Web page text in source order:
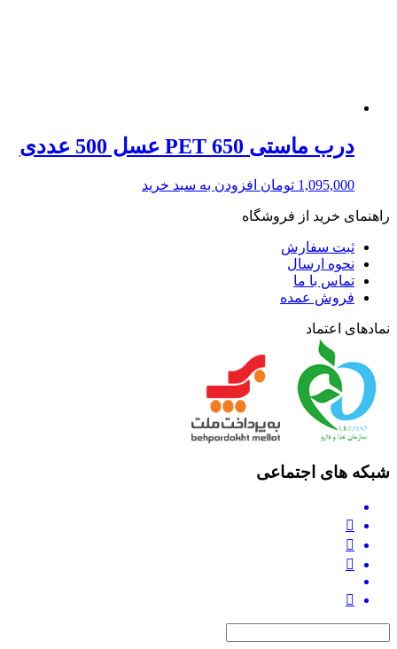
درب ماستی 650 PET عسل 500 عددی
1,095,000 تومان افزودن به سبد خرید
راهنمای خرید از فروشگاه
ثبت سفارش
نحوه ارسال
تماس با ما
فروش عمده
نمادهای اعتماد
شبکه های اجتماعی